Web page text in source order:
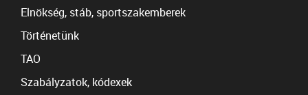
Elnökség, stáb, sportszakemberek
Történetünk
TAO
Szabályzatok, kódexek